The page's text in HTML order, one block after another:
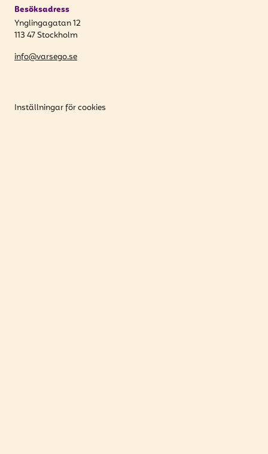
Besöksadress
Ynglingagatan 12
113 47 Stockholm
info@varsego.se
Inställningar för cookies